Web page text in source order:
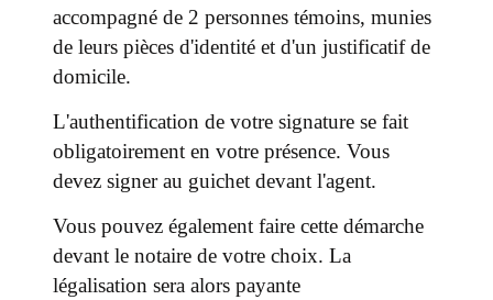
accompagné de 2 personnes témoins, munies
de leurs pièces d'identité et d'un justificatif de
domicile.
L'authentification de votre signature se fait
obligatoirement en votre présence. Vous
devez signer au guichet devant l'agent.
Vous pouvez également faire cette démarche
devant le notaire de votre choix. La
légalisation sera alors payante